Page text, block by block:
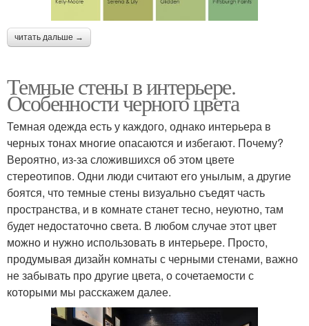
читать дальше →
Темные стены в интерьере.
Особенности черного цвета
Темная одежда есть у каждого, однако интерьера в
черных тонах многие опасаются и избегают. Почему?
Вероятно, из-за сложившихся об этом цвете
стереотипов. Одни люди считают его унылым, а другие
боятся, что темные стены визуально съедят часть
пространства, и в комнате станет тесно, неуютно, там
будет недостаточно света. В любом случае этот цвет
можно и нужно использовать в интерьере. Просто,
продумывая дизайн комнаты с черными стенами, важно
не забывать про другие цвета, о сочетаемости с
которыми мы расскажем далее.